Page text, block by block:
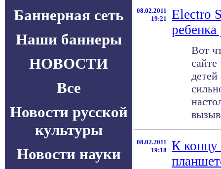
Баннерная сеть
Наши баннеры
НОВОСТИ
Все
Новости русской
культуры
Новости науки
08.02.2011
19:21
Electro
ребенка
Вот
08.02.2011
19:18
К концу